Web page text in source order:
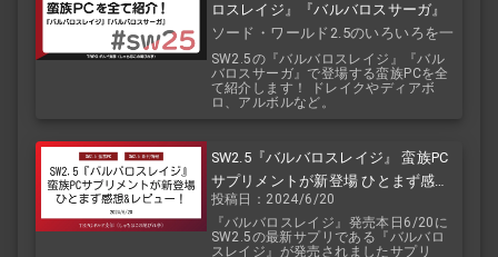
ロスレイジ』『バルバロスサーガ』
ソード・ワールド2.5のいろいろを一
覧で！
SW2.5の『バルバロスレイジ』『バル
バロスサーガ』で登場する蛮族PCを全
て紹介します！ ドレイクやディアボ
ロ、アルボルなど。
SW2.5『バルバロスレイジ』 蛮族PC
サプリメントが新登場 ひとまず感想
&レビュー！
投稿日：2024/6/20
『バルバロスレイジ』発売本日6/20に
SW2.5の最新サプリである『バルバロ
スレイジ』が発売されましたサプリ